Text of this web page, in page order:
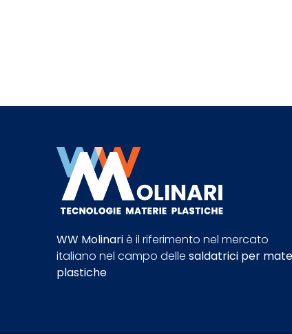
WW Molinariè il riferimento nel mercato
italiano nel campo delle saldatrici per
plastiche